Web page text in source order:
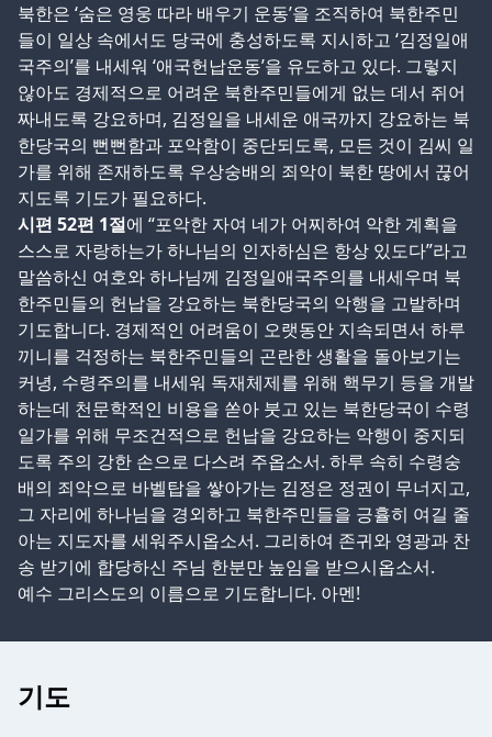
북한은 ‘숨은 영웅 따라 배우기 운동’을 조직하여 북한주민
들이 일상 속에서도 당국에 충성하도록 지시하고 ‘김정일애
국주의’를 내세워 ‘애국헌납운동’을 유도하고 있다. 그렇지
않아도 경제적으로 어려운 북한주민들에게 없는 데서 쥐어
짜내도록 강요하며, 김정일을 내세운 애국까지 강요하는 북
한당국의 뻔뻔함과 포악함이 중단되도록, 모든 것이 김씨 일
가를 위해 존재하도록 우상숭배의 죄악이 북한 땅에서 끊어
지도록 기도가 필요하다.
시편 52편 1절에 “포악한 자여 네가 어찌하여 악한 계획을
스스로 자랑하는가 하나님의 인자하심은 항상 있도다”라고
말씀하신 여호와 하나님께 김정일애국주의를 내세우며 북
한주민들의 헌납을 강요하는 북한당국의 악행을 고발하며
기도합니다. 경제적인 어려움이 오랫동안 지속되면서 하루
끼니를 걱정하는 북한주민들의 곤란한 생활을 돌아보기는
커녕, 수령주의를 내세워 독재체제를 위해 핵무기 등을 개발
하는데 천문학적인 비용을 쏟아 붓고 있는 북한당국이 수령
일가를 위해 무조건적으로 헌납을 강요하는 악행이 중지되
도록 주의 강한 손으로 다스려 주옵소서. 하루 속히 수령숭
배의 죄악으로 바벨탑을 쌓아가는 김정은 정권이 무너지고,
그 자리에 하나님을 경외하고 북한주민들을 긍휼히 여길 줄
아는 지도자를 세워주시옵소서. 그리하여 존귀와 영광과 찬
송 받기에 합당하신 주님 한분만 높임을 받으시옵소서.
예수 그리스도의 이름으로 기도합니다. 아멘!
기도